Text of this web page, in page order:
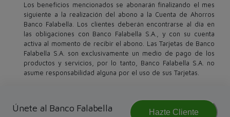
Los beneficios mencionados se abonarán finalizando el mes
siguiente a la realización del abono a la Cuenta de Ahorros
Banco Falabella. Los clientes deberán encontrarse al día en
las obligaciones con Banco Falabella S.A., y con su cuenta
activa al momento de recibir el abono. Las Tarjetas de Banco
Falabella S.A. son exclusivamente un medio de pago de los
productos y servicios, por lo tanto, Banco Falabella S.A. no
asume responsabilidad alguna por el uso de sus Tarjetas.
Únete al Banco Falabella Hazte Cliente